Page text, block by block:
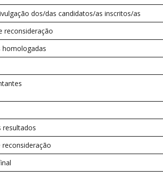
dos/das candidatos/as inscritos/as
reconsideração
homologadas
resultados